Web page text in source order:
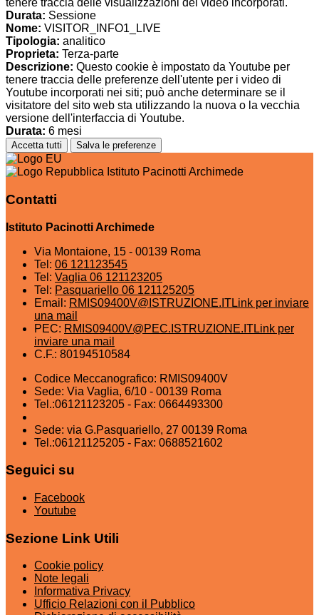
tenere traccia delle visualizzazioni dei video incorporati.
Durata: Sessione
Nome: VISITOR_INFO1_LIVE
Tipologia: analitico
Proprieta: Terza-parte
Descrizione: Questo cookie è impostato da Youtube per
tenere traccia delle preferenze dell'utente per i video di
Youtube incorporati nei siti; può anche determinare se il
visitatore del sito web sta utilizzando la nuova o la vecchia
versione dell'interfaccia di Youtube.
Durata: 6 mesi
Accetta tutti Salva le preferenze
Istituto Pacinotti Archimede
Contatti
Istituto Pacinotti Archimede
Via Montaione, 15 - 00139 Roma
Tel: 06 121123545
Tel: Vaglia 06 121123205
Tel: Pasquariello 06 121125205
Email: RMIS09400V@ISTRUZIONE.ITLink per inviare
una mail
PEC: RMIS09400V@PEC.ISTRUZIONE.ITLink per
inviare una mail
C.F.: 80194510584
Codice Meccanografico: RMIS09400V
Sede: Via Vaglia, 6/10 - 00139 Roma
Tel.:06121123205 - Fax: 0664493300
Sede: via G.Pasquariello, 27 00139 Roma
Tel.:06121125205 - Fax: 0688521602
Seguici su
Facebook
Youtube
Sezione Link Utili
Cookie policy
Note legali
Informativa Privacy
Ufficio Relazioni con il Pubblico